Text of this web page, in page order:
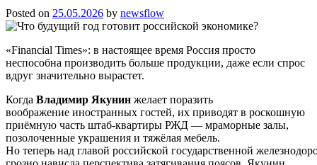
Posted on 25.05.2026 by newsflow
«Financial Times»: в настоящее время Россия просто
неспособна производить больше продукции, даже если спрос
вдруг значительно вырастет.
Когда Владимир Якунин желает поразить
воображение иностранных гостей, их приводят в роскошную
приёмную часть штаб-квартиры РЖД — мраморные залы,
позолоченные украшения и тяжёлая мебель.
Но теперь над главой российской государственной